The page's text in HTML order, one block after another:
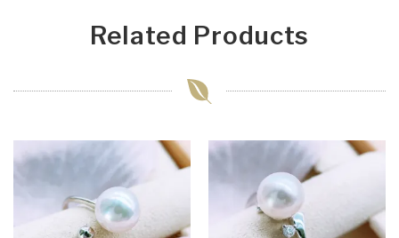
Related Products